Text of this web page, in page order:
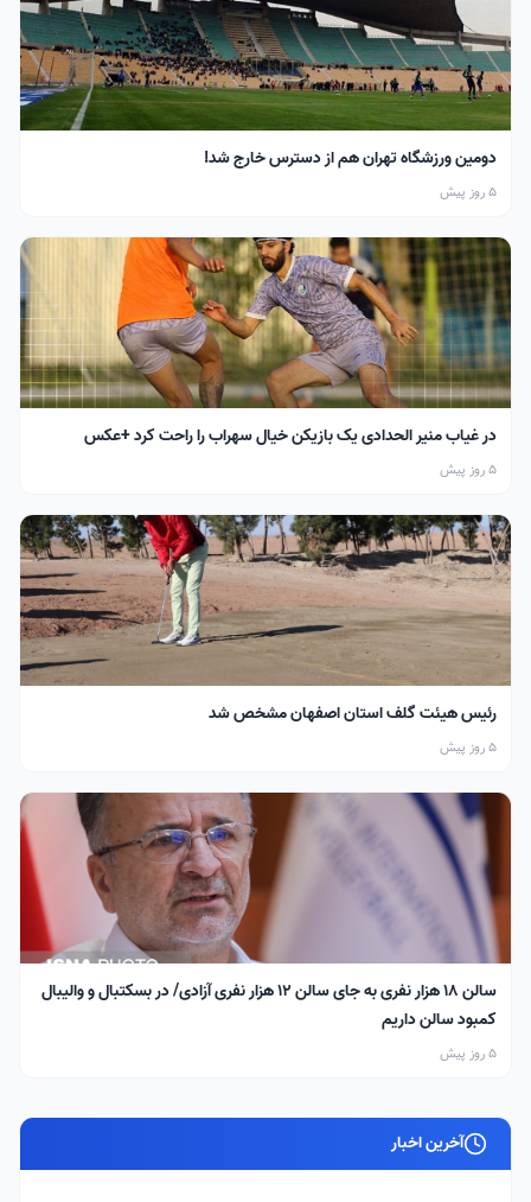
دومین ورزشگاه تهران هم از دسترس خارج شد!
5 روز پیش
در غیاب منیر الحدادی یک بازیکن خیال سهراب را راحت کرد +عکس
5 روز پیش
رئیس هیئت گلف استان اصفهان مشخص شد
5 روز پیش
سالن ۱۸ هزار نفری به جای سالن ۱۲ هزار نفری آزادی/ در بسکتبال و والیبال
کمبود سالن داریم
5 روز پیش
آخرین اخبار